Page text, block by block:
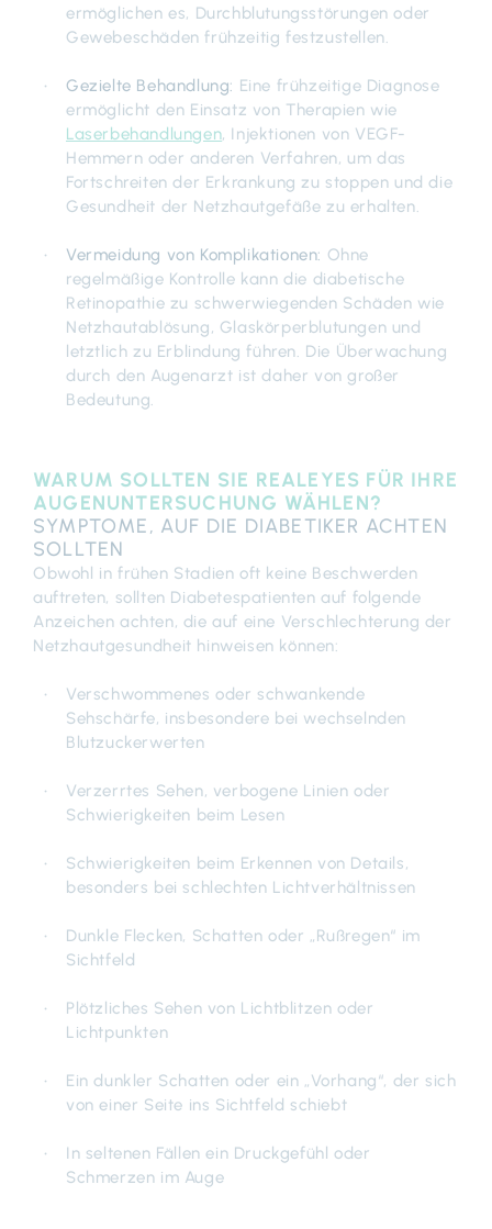
ermöglichen es, Durchblutungsstörungen oder
Gewebeschäden frühzeitig festzustellen.
Gezielte Behandlung: Eine frühzeitige Diagnose
ermöglicht den Einsatz von Therapien wie
Laserbehandlungen, Injektionen von VEGF-
Hemmern oder anderen Verfahren, um das
Fortschreiten der Erkrankung zu stoppen und die
Gesundheit der Netzhautgefäße zu erhalten.
Vermeidung von Komplikationen: Ohne
regelmäßige Kontrolle kann die diabetische
Retinopathie zu schwerwiegenden Schäden wie
Netzhautablösung, Glaskörperblutungen und
letztlich zu Erblindung führen. Die Überwachung
durch den Augenarzt ist daher von großer
Bedeutung.
WARUM SOLLTEN SIE REALEYES FÜR IHRE
AUGENUNTERSUCHUNG WÄHLEN?
SYMPTOME, AUF DIE DIABETIKER ACHTEN
SOLLTEN
Obwohl in frühen Stadien oft keine Beschwerden
auftreten, sollten Diabetespatienten auf folgende
Anzeichen achten, die auf eine Verschlechterung der
Netzhautgesundheit hinweisen können:
Verschwommenes oder schwankende
Sehschärfe, insbesondere bei wechselnden
Blutzuckerwerten
Verzerrtes Sehen, verbogene Linien oder
Schwierigkeiten beim Lesen
Schwierigkeiten beim Erkennen von Details,
besonders bei schlechten Lichtverhältnissen
Dunkle Flecken, Schatten oder „Rußregen“ im
Sichtfeld
Plötzliches Sehen von Lichtblitzen oder
Lichtpunkten
Ein dunkler Schatten oder ein „Vorhang“, der sich
von einer Seite ins Sichtfeld schiebt
In seltenen Fällen ein Druckgefühl oder
Schmerzen im Auge